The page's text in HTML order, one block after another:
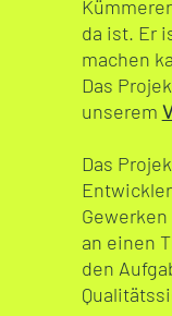
da ist. Er
machen
Das
unserem
Das
an einen
den